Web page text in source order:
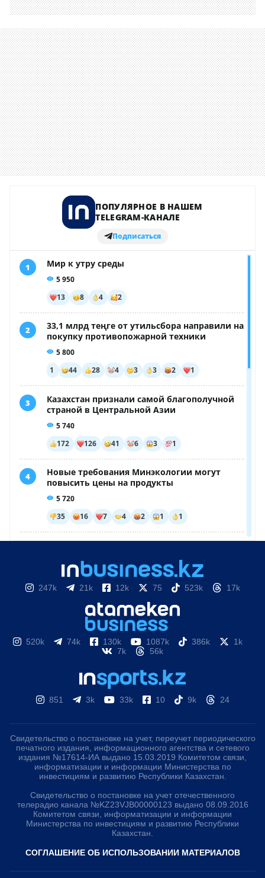
247k 21k 12k 75 523k 17k
520k 74k 130k 1087k 386k
1k
7k
56k
851 3k 33k 10 9k 24
Свидетельство о постановке на учет, переучет периодического
печатного издания, информационного агентства и сетевого
издания №17614-ИА выдано 15.03.2019 Комитетом связи,
информатизации и информации Министерства по
инвестициям и развитию Республики Казахстан.
Свидетельство о постановке на учет отечественного
телерадио канала №KZ23VJB00000123 выдано 08.09.2016
Комитетом связи, информатизации и информации
Министерства по инвестициям и развитию Республики
Казахстан.
СОГЛАШЕНИЕ ОБ ИСПОЛЬЗОВАНИИ МАТЕРИАЛОВ